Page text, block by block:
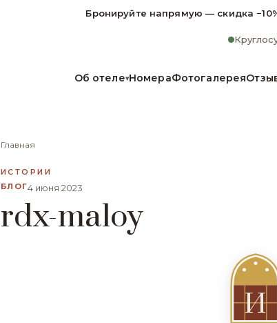
Бронируйте напрямую — скидка
Об отеле▾НомераФотогалерея
Главная
ИСТОРИИ
БЛОГ4 июня 2023
rdx-maloy
И